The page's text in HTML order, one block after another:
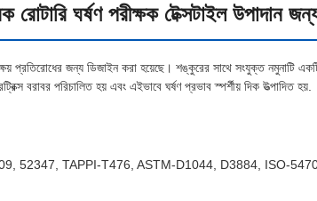
ঘর্ষণ পরীক্ষক টেক্সটাইল উপাদান
প্রতিরোধের জন্য ডিজাইন করা হয়েছে। শঙ্কুরের সাথে সংযুক্ত নমুনাটি একটি
বরাবর পরিচালিত হয় এবং এইভাবে ঘর্ষণ প্রভাব স্পর্শীয় দিক উত্পাদিত হয়.
52347, TAPPI-T476, ASTM-D1044, D3884, ISO-